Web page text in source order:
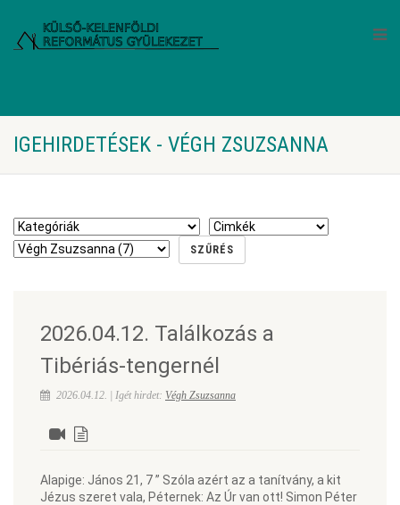
IGEHIRDETÉSEK - VÉGH ZSUZSANNA
2026.04.12. Találkozás a
Tibériás-tengernél
2026.04.12. | Igét hirdet: Végh Zsuzsanna
Alapige: János 21, 7 ” Szóla azért az a tanítvány, a kit
Jézus szeret vala, Péternek: Az Úr van ott! Simon Péter